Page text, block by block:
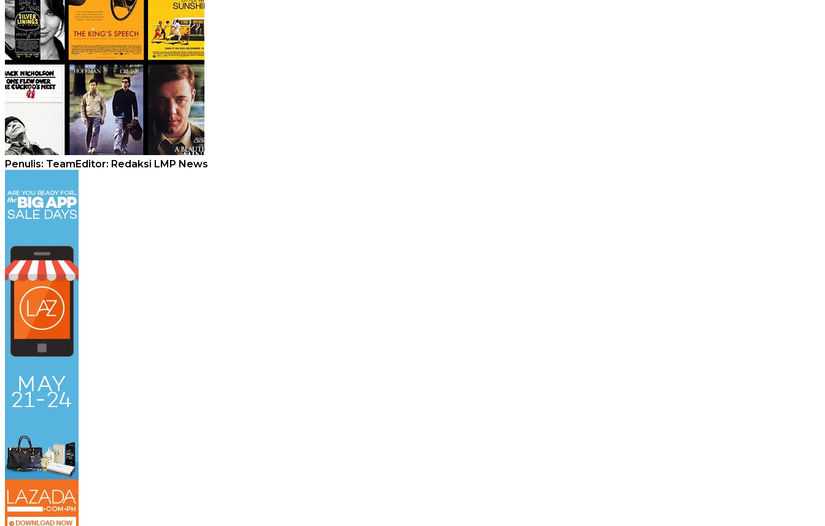
Penulis: TeamEditor: Redaksi LMP News